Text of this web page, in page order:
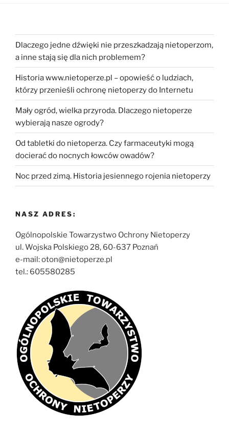
Dlaczego jedne dźwięki nie przeszkadzają nietoperzom,
a inne stają się dla nich problemem?
Historia www.nietoperze.pl – opowieść o ludziach,
którzy przenieśli ochronę nietoperzy do Internetu
Mały ogród, wielka przyroda. Dlaczego nietoperze
wybierają nasze ogrody?
Od tabletki do nietoperza. Czy farmaceutyki mogą
docierać do nocnych łowców owadów?
Noc przed zimą. Historia jesiennego rojenia nietoperzy
NASZ ADRES:
Ogólnopolskie Towarzystwo Ochrony Nietoperzy
ul. Wojska Polskiego 28, 60-637 Poznań
e-mail: oton@nietoperze.pl
tel.: 605580285